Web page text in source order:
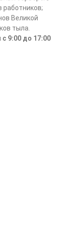
работников;
Великой
тыла.
9:00 до 17:00